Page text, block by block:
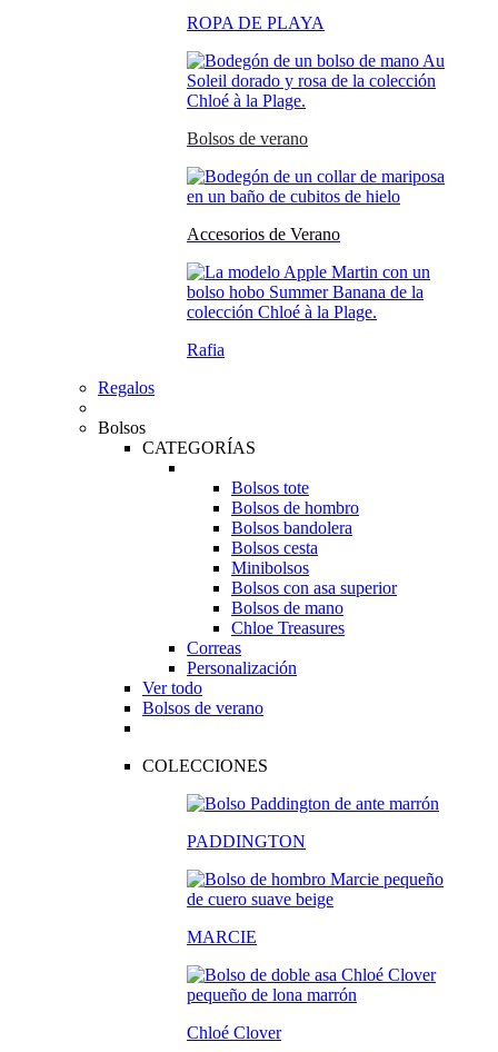
ROPA DE PLAYA
Bolsos de verano
Accesorios de Verano
Rafia
Regalos
Bolsos
CATEGORÍAS
Bolsos tote
Bolsos de hombro
Bolsos bandolera
Bolsos cesta
Minibolsos
Bolsos con asa superior
Bolsos de mano
Chloe Treasures
Correas
Personalización
Ver todo
Bolsos de verano
COLECCIONES
PADDINGTON
MARCIE
Chloé Clover